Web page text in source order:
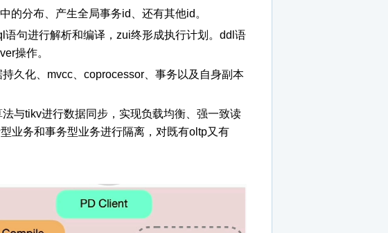
的分布、产生全局事务id、还有其他id。
语句进行解析和编译，zui终形成执行计划。ddl语
操作。
久化、mvcc、coprocessor、事务以及自身副本
法与tikv进行数据同步，实现负载均衡、强一致读
业务和事务型业务进行隔离，对既有oltp又有